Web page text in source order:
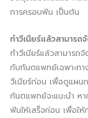
การครอบฟัน เป็นต้น
ทำวีเนียร์แล้วสามารถ
ทำวีเนียร์แล้วสามารถ
กับทันตแพทย์เฉพาะท
วีเนียร์ก่อน เพื่อดูแผ
ทันตแพทย์จะแนะนำ ห
ฟันให้เสร็จก่อน เพื่อใ